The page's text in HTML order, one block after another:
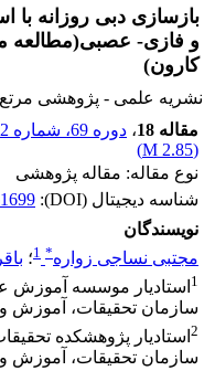
بازسازی دبی روزانه
و فازی- عصبی(مطالعه
کارون)
نشریه علمی - پژوهشی مرتع
مقاله 18
، دوره 69، شماره 2
(
2.85 M
)
نوع مقاله: مقاله پژوهشی
شناسه دیجیتال (DOI):
نویسندگان
مجتبی نساجی زواره*
1؛
1 استادیار موسسه آموزش
سازمان تحقیقات، آموزش و
2 استادیار پژوهشکده
سازمان تحقیقات، آموزش و